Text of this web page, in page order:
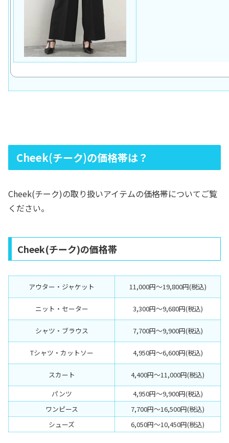
Cheek(チーク)の価格帯は？
Cheek(チーク)の取り扱いアイテムの価格帯についてご覧
ください。
Cheek(チーク)の価格帯
アウター・ジャケット 11,000円〜19,800円(税込)
ニット・セーター 3,300円〜9,680円(税込)
シャツ・ブラウス 7,700円〜9,900円(税込)
Tシャツ・カットソー 4,950円〜6,600円(税込)
スカート
4,400円〜11,000円(税込)
パンツ
4,950円〜9,900円(税込)
ワンピース
7,700円〜16,500円(税込)
シューズ
6,050円〜10,450円(税込)